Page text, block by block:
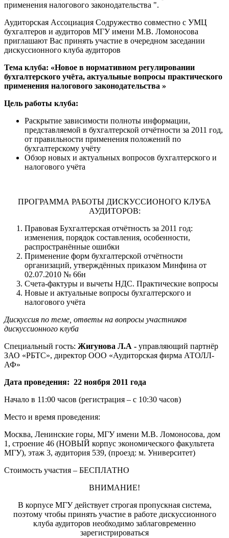
применения налогового законодательства ".
Аудиторская Ассоциация Содружество совместно с УМЦ
бухгалтеров и аудиторов МГУ имени М.В. Ломоносова
приглашают Вас принять участие в очередном заседании
дискуссионного клуба аудиторов
Тема клуба: «Новое в нормативном регулировании
бухгалтерского учёта, актуальные вопросы практического
применения налогового законодательства »
Цель работы клуба:
Раскрытие зависимости полноты информации,
представляемой в бухгалтерской отчётности за 2011 год,
от правильности применения положений по
бухгалтерскому учёту
Обзор новых и актуальных вопросов бухгалтерского и
налогового учёта
ПРОГРАММА РАБОТЫ ДИСКУССИОНОГО КЛУБА
АУДИТОРОВ:
Правовая Бухгалтерская отчётность за 2011 год:
изменения, порядок составления, особенности,
распространённые ошибки
Применение форм бухгалтерской отчётности
организаций, утверждённых приказом Минфина от
02.07.2010 № 66н
Счета-фактуры и вычеты НДС. Практические вопросы
Новые и актуальные вопросы бухгалтерского и
налогового учёта
Дискуссия по теме, ответы на вопросы участников
дискуссионного клуба
Специальный гость: Жигунова Л.А - управляющий партнёр
ЗАО «РБТС», директор ООО «Аудиторская фирма АТОЛЛ-
АФ»
Дата проведения: 22 ноября 2011 года
Начало в 11:00 часов (регистрация – с 10:30 часов)
Место и время проведения:
Москва, Ленинские горы, МГУ имени М.В. Ломоносова, дом
1, строение 46 (НОВЫЙ корпус экономического факультета
МГУ), этаж 3, аудитория 539, (проезд: м. Университет)
Стоимость участия – БЕСПЛАТНО
ВНИМАНИЕ!
В корпусе МГУ действует строгая пропускная система,
поэтому чтобы принять участие в работе дискуссионного
клуба аудиторов необходимо заблаговременно
зарегистрироваться